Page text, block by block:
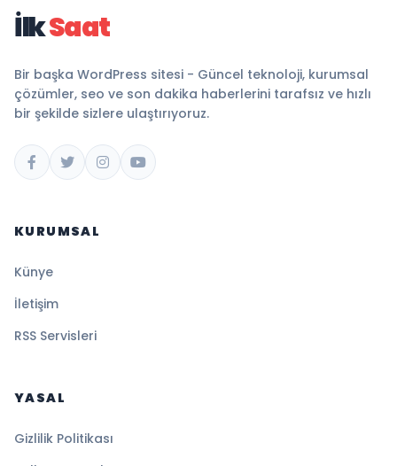
İlkSaat
Bir başka WordPress sitesi - Güncel teknoloji, kurumsal
çözümler, seo ve son dakika haberlerini tarafsız ve hızlı
bir şekilde sizlere ulaştırıyoruz.
KURUMSAL
Künye
İletişim
RSS Servisleri
YASAL
Gizlilik Politikası